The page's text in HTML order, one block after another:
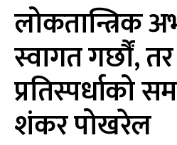
लोकतान्त्रिक
स्वागत गर्छौं,
प्रतिस्पर्धाको
शंकर पोखरेल